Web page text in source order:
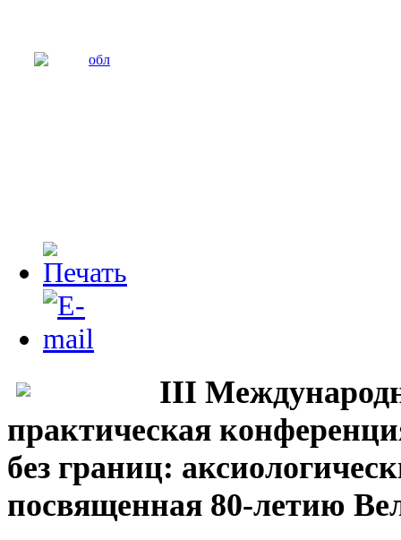
III
практическая
без границ:
посвященная 80-летию